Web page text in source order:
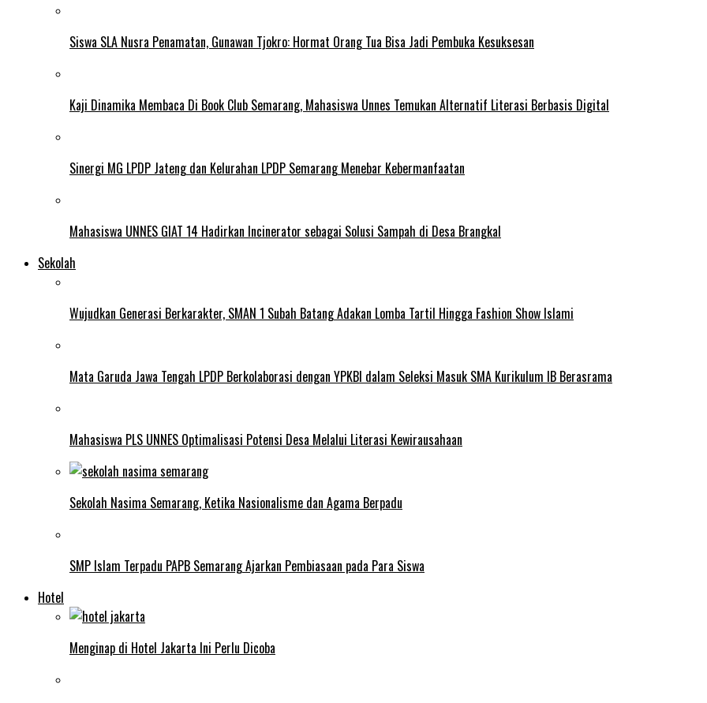
Siswa SLA Nusra Penamatan, Gunawan Tjokro: Hormat Orang Tua Bisa Jadi Pembuka Kesuksesan
Kaji Dinamika Membaca Di Book Club Semarang, Mahasiswa Unnes Temukan Alternatif Literasi Berbasis Digital
Sinergi MG LPDP Jateng dan Kelurahan LPDP Semarang Menebar Kebermanfaatan
Mahasiswa UNNES GIAT 14 Hadirkan Incinerator sebagai Solusi Sampah di Desa Brangkal
Sekolah
Wujudkan Generasi Berkarakter, SMAN 1 Subah Batang Adakan Lomba Tartil Hingga Fashion Show Islami
Mata Garuda Jawa Tengah LPDP Berkolaborasi dengan YPKBI dalam Seleksi Masuk SMA Kurikulum IB Berasrama
Mahasiswa PLS UNNES Optimalisasi Potensi Desa Melalui Literasi Kewirausahaan
Sekolah Nasima Semarang, Ketika Nasionalisme dan Agama Berpadu
SMP Islam Terpadu PAPB Semarang Ajarkan Pembiasaan pada Para Siswa
Hotel
Menginap di Hotel Jakarta Ini Perlu Dicoba